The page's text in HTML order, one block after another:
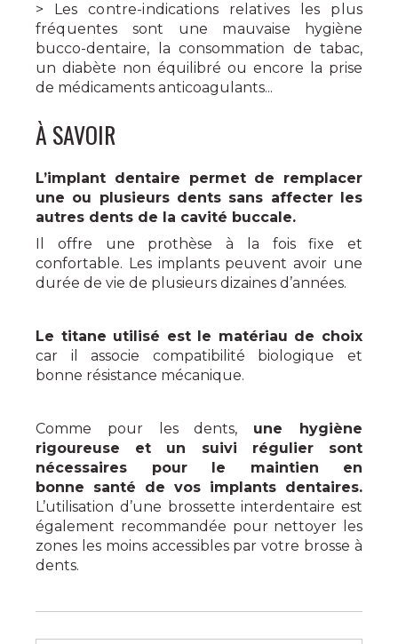
> Les contre-indications relatives les plus
fréquentes sont une mauvaise
hygiène
bucco-dentaire, la consommation de tabac,
un diabète non équilibré ou encore la prise
de médicaments anticoagulants...
À SAVOIR
L’implant dentaire permet de remplacer
une ou plusieurs dents sans affecter les
autres dents de la cavité buccale.
Il offre une prothèse à la fois fixe et
confortable. Les implants peuvent avoir une
durée de vie de plusieurs dizaines d’années.
Le titane utilisé est le matériau de choix
car il associe compatibilité biologique et
bonne résistance mécanique.
Comme pour les dents, une hygiène
rigoureuse et un suivi régulier sont
nécessaires pour le maintien en
bonne santé de vos implants dentaires.
L’utilisation d’une brossette interdentaire est
également recommandée pour nettoyer les
zones les moins accessibles par votre brosse à
dents.